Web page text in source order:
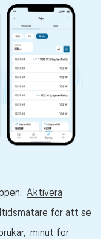
Aktivera
för att se
minut för